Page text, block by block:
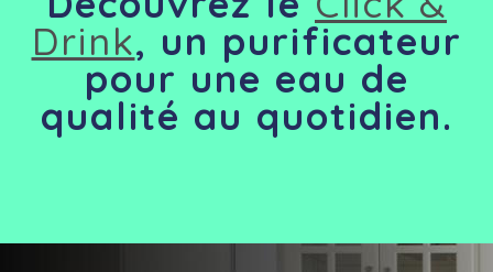
Drink, un purificateur
pour une eau de
qualité au quotidien.